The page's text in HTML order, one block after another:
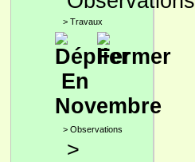
> Travaux
En
Novembre
> Observations
>